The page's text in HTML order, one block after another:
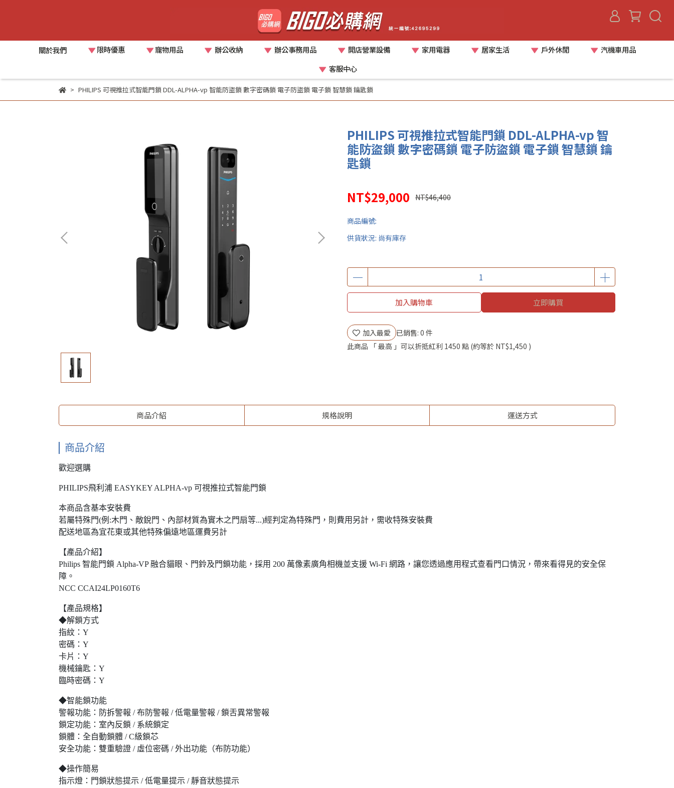
關於我們 限時優惠 寵物用品 辦公收納 辦公事務用品 開店營業設備 家用電器 居家生活 戶外休閒
汽機車用品
客服中心
PHILIPS 可視推拉式智能門鎖 DDL-ALPHA-vp 智能防盜鎖 數字密碼鎖 電子防盜鎖 電子鎖 智慧鎖 鑰匙鎖
PHILIPS 可視推拉式智能門鎖 DDL-ALPHA-vp 智
能防盜鎖 數字密碼鎖 電子防盜鎖 電子鎖 智慧鎖 鑰
匙鎖
NT$29,000 NT$46,400
商品編號:
供貨狀況: 尚有庫存
加入購物車 立即購買
加入最愛
已銷售: 0 件
此商品 「 最高 」可以折抵紅利 1450 點 (約等於 NT$1,450 )
商品介紹 規格說明 運送方式
商品介紹
歡迎選購
PHILIPS飛利浦 EASYKEY ALPHA-vp 可視推拉式智能門鎖
本商品含基本安裝費
若屬特殊門(例:木門、敵銳門、內部材質為實木之門扇等...)經判定為特殊門，則費用另計，需收特殊安裝費
配送地區為宜花東或其他特殊偏遠地區運費另計
【產品介紹】
Philips 智能門鎖 Alpha-VP 融合貓眼、門鈴及門鎖功能，採用 200 萬像素廣角相機並支援 Wi-Fi 網路，讓您透過應用程式查看門口情況，帶來看得見的安全保
障。
NCC CCAI24LP0160T6
【產品規格】
◆解鎖方式
指紋：Y
密碼：Y
卡片：Y
機械鑰匙：Y
臨時密碼：Y
◆智能鎖功能
警報功能：防拆警報 / 布防警報 / 低電量警報 / 鎖舌異常警報
鎖定功能：室內反鎖 / 系統鎖定
鎖體：全自動鎖體 / C級鎖芯
安全功能：雙重驗證 / 虛位密碼 / 外出功能（布防功能）
◆操作簡易
指示燈：門鎖狀態提示 / 低電量提示 / 靜音狀態提示